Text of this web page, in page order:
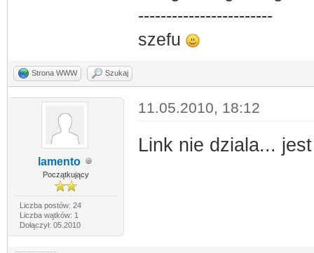
------------------------
szefu
Strona WWW Szukaj
lamento
Początkujący
Liczba postów: 24
Liczba wątków: 1
Dołączył: 05.2010
11.05.2010, 18:12
Link nie dziala...